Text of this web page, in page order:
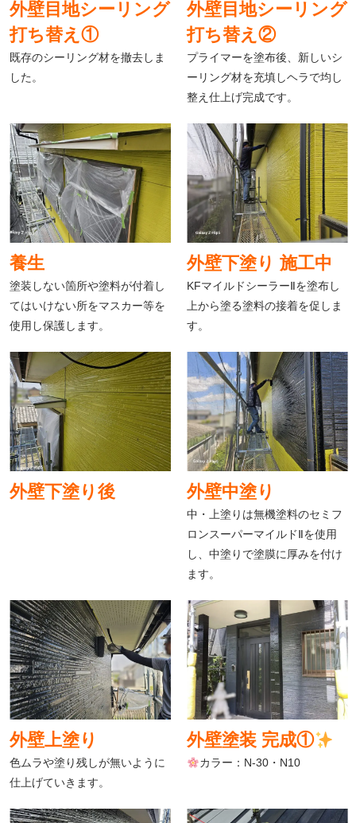
外壁目地シーリング
打ち替え①
既存のシーリング材を撤去しま
した。
外壁目地シーリング
打ち替え②
プライマーを塗布後、新しいシ
ーリング材を充填しヘラで均し
整え仕上げ完成です。
養生
塗装しない箇所や塗料が付着し
てはいけない所をマスカー等を
使用し保護します。
外壁下塗り 施工中
KFマイルドシーラーⅡを塗布し
上から塗る塗料の接着を促しま
す。
外壁下塗り後 外壁中塗り
中・上塗りは無機塗料のセミフ
ロンスーパーマイルドⅡを使用
し、中塗りで塗膜に厚みを付け
ます。
外壁上塗り
色ムラや塗り残しが無いように
仕上げていきます。
外壁塗装 完成①
カラー：N-30・N10